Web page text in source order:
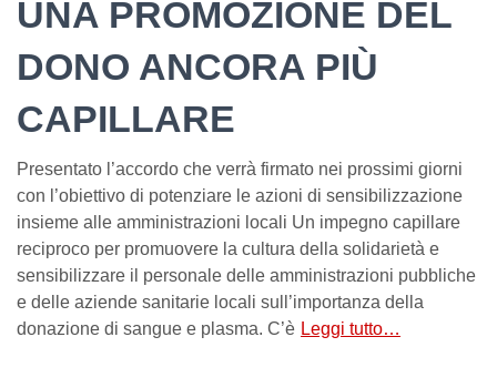
UNA PROMOZIONE DEL
DONO ANCORA PIÙ
CAPILLARE
Presentato l’accordo che verrà firmato nei prossimi giorni
con l’obiettivo di potenziare le azioni di sensibilizzazione
insieme alle amministrazioni locali Un impegno capillare
reciproco per promuovere la cultura della solidarietà e
sensibilizzare il personale delle amministrazioni pubbliche
e delle aziende sanitarie locali sull’importanza della
donazione di sangue e plasma. C’è Leggi tutto…